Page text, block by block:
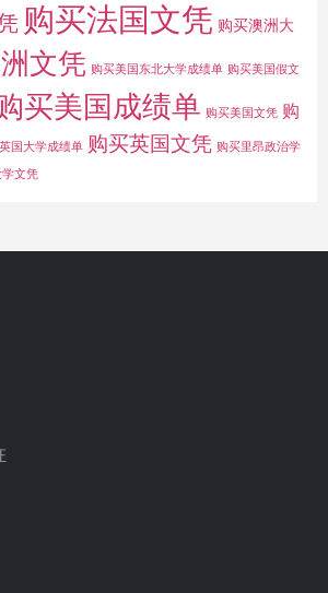
购买法国文凭 购买澳洲大
文凭 购买美国东北大学成绩单 购买美国假文
买美国成绩单 购买美国文凭 购
国大学成绩单 购买英国文凭 购买里昂政治学
学文凭